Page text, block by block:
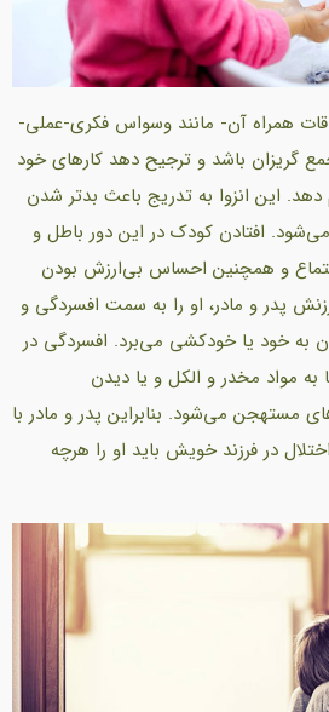
همراه آن- مانند وسواس فکری-عملی-
گریزان باشد و ترجیح دهد کارهای‌ خود
دهد. این انزوا به تدریج‌ باعث بدتر شدن
افتادن کودک در این دور باطل و
و همچنین احساس‌ بی‌ارزش بودن
پدر و مادر، او‌ را به سمت افسردگی و
به خود یا خودکشی‌ می‌برد. افسردگی در
مواد مخدر و الکل و یا دیدن
مستهجن‌ می‌شود. بنابراین پدر و مادر با
در فرزند خویش باید او را هرچه